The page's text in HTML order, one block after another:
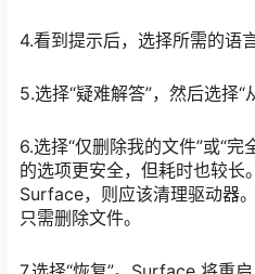
4.看到提示后，选择所需的语
5.选择“疑难解答”，然后选择“
6.选择“仅删除我的文件”或“
的选项更安全，但耗时也较长
Surface，则应该清理驱动器
只需删除文件。